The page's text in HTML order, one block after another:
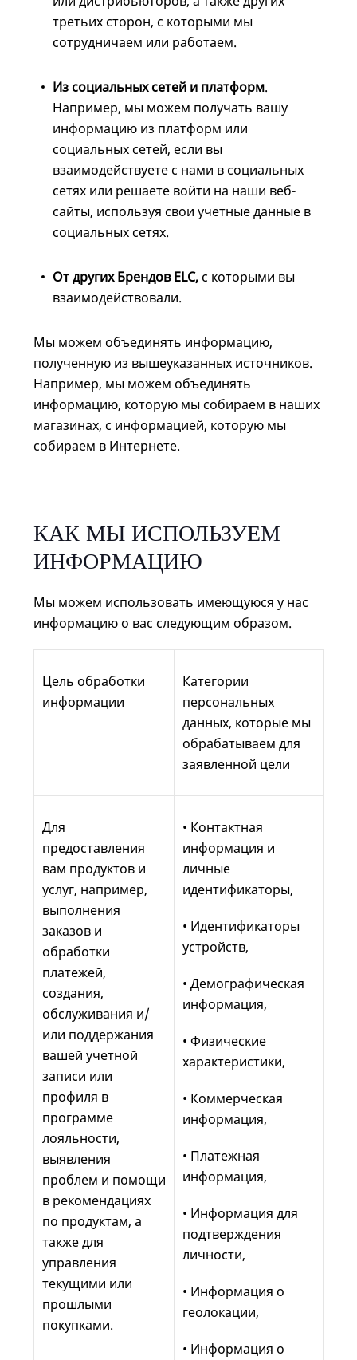
третьих сторон, с которыми мы
сотрудничаем или работаем.
Из социальных сетей и платформ.
Например, мы можем получать вашу
информацию из платформ или
социальных сетей, если вы
взаимодействуете с нами в социальных
сетях или решаете войти на наши веб-
сайты, используя свои учетные данные в
социальных сетях.
От других Брендов ELC,с которыми вы
взаимодействовали.
Мы можем объединять информацию,
полученную из вышеуказанных источников.
Например, мы можем объединять
информацию, которую мы собираем в наших
магазинах, с информацией, которую мы
собираем в Интернете.
КАК МЫ ИСПОЛЬЗУЕМ
ИНФОРМАЦИЮ
Мы можем использовать имеющуюся у нас
информацию о вас следующим образом.
Цель обработки
информации
Категории
персональных
данных, которые мы
обрабатываем для
заявленной цели
Для
предоставления
вам продуктов и
услуг, например,
выполнения
заказов и
обработки
платежей,
создания,
обслуживания и/
или поддержания
вашей учетной
записи или
профиля в
программе
лояльности,
выявления
проблем и помощи
в рекомендациях
по продуктам, а
также для
управления
текущими или
прошлыми
покупками.
• Контактная
информация и
личные
идентификаторы,
• Идентификаторы
устройств,
• Демографическая
информация,
• Физические
характеристики,
• Коммерческая
информация,
• Платежная
информация,
• Информация для
подтверждения
личности,
• Информация о
геолокации,
• Информация о